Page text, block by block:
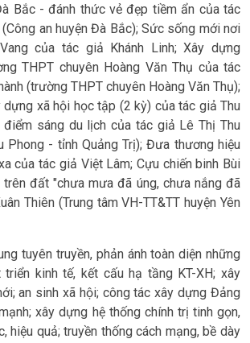
Bắc - đánh thức vẻ đẹp tiềm ẩn của tác
an huyện Đà Bắc); Sức sống mới nơi
của tác giả Khánh Linh; Xây dựng
THPT chuyên Hoàng Văn Thụ của tác
(trường THPT chuyên Hoàng Văn Thụ);
xã hội học tập (2 kỳ) của tác giả Thu
điểm sáng du lịch của tác giả Lê Thị Thu
Phong - tỉnh Quảng Trị); Đưa thương hiệu
của tác giả Việt Lâm; Cựu chiến binh Bùi
đất "chưa mưa đã úng, chưa nắng đã
Thiên (Trung tâm VH-TT&TT huyện Yên
tuyên truyền, phản ánh toàn diện những
kinh tế, kết cấu hạ tầng KT-XH; xây
an sinh xã hội; công tác xây dựng Đảng
xây dựng hệ thống chính trị tinh gọn,
hiệu quả; truyền thống cách mạng, bề dày